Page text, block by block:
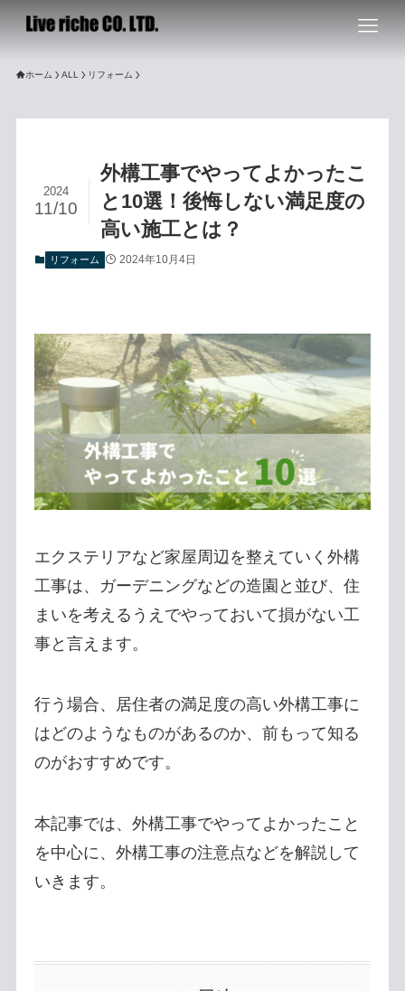
ホーム ALL リフォーム
外構工事でやってよかったこ
と10選！後悔しない満足度の
高い施工とは？
2024
11/10
リフォーム 2024年10月4日
エクステリアなど家屋周辺を整えていく外構
工事は、ガーデニングなどの造園と並び、住
まいを考えるうえでやっておいて損がない工
事と言えます。
行う場合、居住者の満足度の高い外構工事に
はどのようなものがあるのか、前もって知る
のがおすすめです。
本記事では、外構工事でやってよかったこと
を中心に、外構工事の注意点などを解説して
いきます。